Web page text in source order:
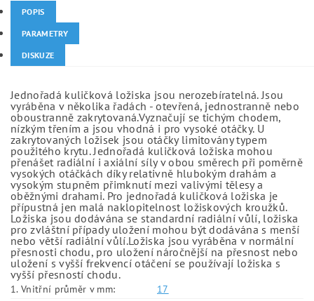
POPIS
PARAMETRY
DISKUZE
Jednořadá kuličková ložiska jsou nerozebíratelná. Jsou
vyráběna v několika řadách - otevřená, jednostranně nebo
oboustranně zakrytovaná.Vyznačují se tichým chodem,
nízkým třením a jsou vhodná i pro vysoké otáčky. U
zakrytovaných ložisek jsou otáčky limitovány typem
použitého krytu. Jednořadá kuličková ložiska mohou
přenášet radiální i axiální síly v obou směrech při poměrně
vysokých otáčkách díky relativně hlubokým drahám a
vysokým stupněm přimknutí mezi valivými tělesy a
oběžnými drahami. Pro jednořadá kuličková ložiska je
přípustná jen malá naklopitelnost ložiskových kroužků.
Ložiska jsou dodávána se standardní radiální vůlí, ložiska
pro zvláštní případy uložení mohou být dodávána s menší
nebo větší radiální vůlí.Ložiska jsou vyráběna v normální
přesnosti chodu, pro uložení náročnější na přesnost nebo
uložení s vyšší frekvencí otáčení se používají ložiska s
vyšší přesností chodu.
1. Vnitřní průměr v mm:
17